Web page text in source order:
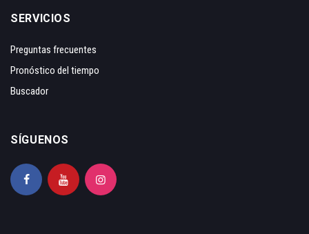
SERVICIOS
Preguntas frecuentes
Pronóstico del tiempo
Buscador
SÍGUENOS